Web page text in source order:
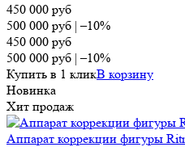
450 000 руб
500 000 руб |–10%
450 000 руб
500 000 руб |–10%
Купить в 1 кликВ корзину
Новинка
Хит продаж
Аппарат коррекции фигуры